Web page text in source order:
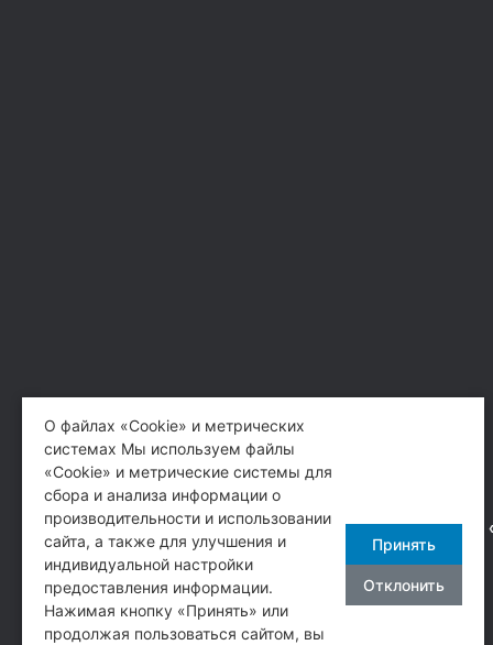
АО
О файлах «Cookie» и метрических
системах Мы используем файлы
«Cookie» и метрические системы для
сбора и анализа информации о
производительности и использовании
сайта, а также для улучшения и
индивидуальной настройки
предоставления информации.
Нажимая кнопку «Принять» или
продолжая пользоваться сайтом, вы
Принять
Отклонить